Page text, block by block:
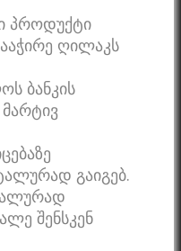
პროდუქტი
ღილაკს
ბანკის
გაიგებ.
შენსკენ